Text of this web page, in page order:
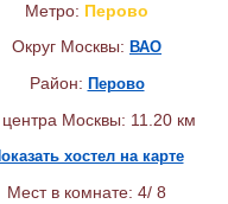
Метро: Перово
Округ Москвы: ВАО
Район: Перово
Москвы: 11.20 км
хостел на карте
Мест в комнате: 4/ 8